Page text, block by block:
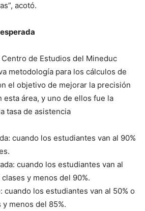
acotó.
de Estudios del Mineduc
metodología para los cálculos de
el objetivo de mejorar la precisión
área, y uno de ellos fue la
tasa de asistencia
cuando los estudiantes van al 90%
cuando los estudiantes van al
y menos del 90%.
cuando los estudiantes van al 50% o
menos del 85%.